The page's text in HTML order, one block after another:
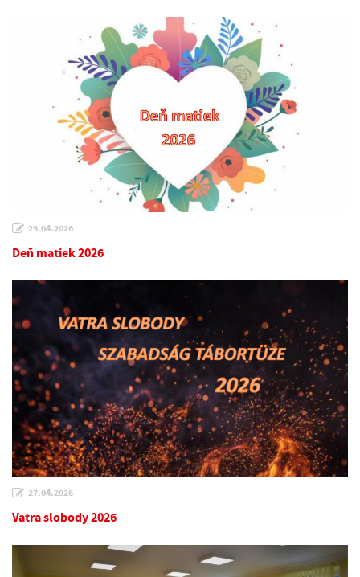
29.04.2026
Deň matiek 2026
27.04.2026
Vatra slobody 2026